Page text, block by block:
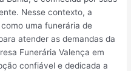
Nesse contexto, a
uma funerária de
atender as demandas da
Funerária Valença em
confiável e dedicada a